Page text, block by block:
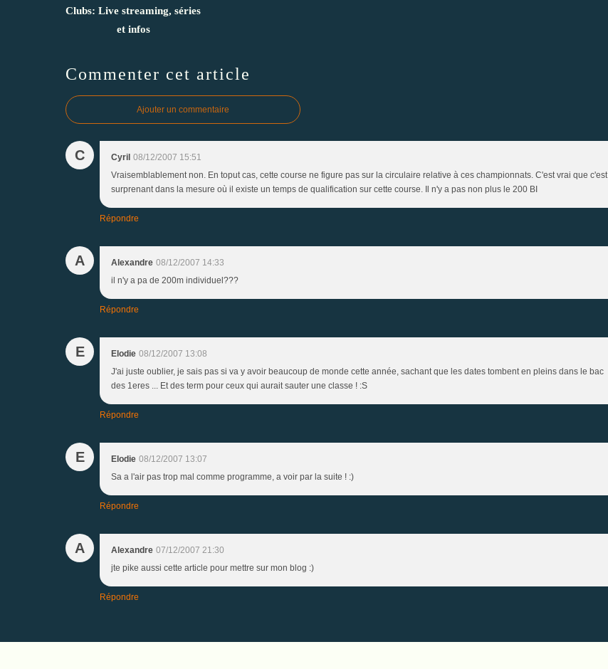
Clubs: Live streaming, séries
et infos
Commenter cet article
Ajouter un commentaire
C Cyril 08/12/2007 15:51
Vraisemblablement non. En toput cas, cette course ne figure pas sur la circulaire relative à ces championnats. C'est vrai que c'est
surprenant dans la mesure où il existe un temps de qualification sur cette course. Il n'y a pas non plus le 200 BI
Répondre
A Alexandre 08/12/2007 14:33
il n'y a pa de 200m individuel???
Répondre
E Elodie 08/12/2007 13:08
J'ai juste oublier, je sais pas si va y avoir beaucoup de monde cette année, sachant que les dates tombent en pleins dans le bac
des 1eres ... Et des term pour ceux qui aurait sauter une classe ! :S
Répondre
E Elodie 08/12/2007 13:07
Sa a l'air pas trop mal comme programme, a voir par la suite ! :)
Répondre
A Alexandre 07/12/2007 21:30
jte pike aussi cette article pour mettre sur mon blog :)
Répondre